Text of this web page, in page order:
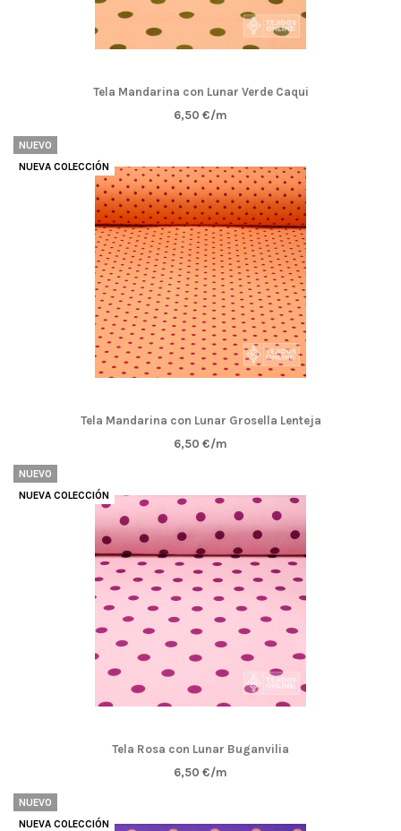
Tela Mandarina con Lunar Verde Caqui
6,50 €/m
NUEVO
NUEVA COLECCIÓN
Tela Mandarina con Lunar Grosella Lenteja
6,50 €/m
NUEVO
NUEVA COLECCIÓN
Tela Rosa con Lunar Buganvilia
6,50 €/m
NUEVO
NUEVA COLECCIÓN